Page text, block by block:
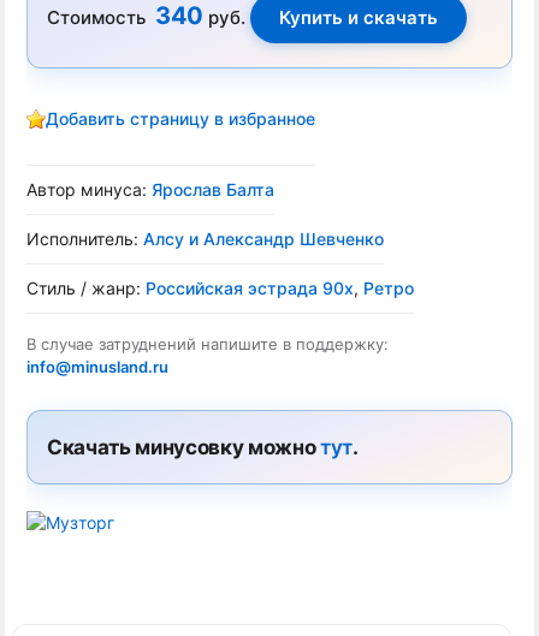
Стоимость 340 руб.
Добавить страницу в избранное
Автор минуса: Ярослав Балта
Исполнитель: Алсу и Александр Шевченко
Стиль / жанр: Российская эстрада 90х, Ретро
В случае затруднений напишите в поддержку:
info@minusland.ru
Скачать минусовку можнотут.